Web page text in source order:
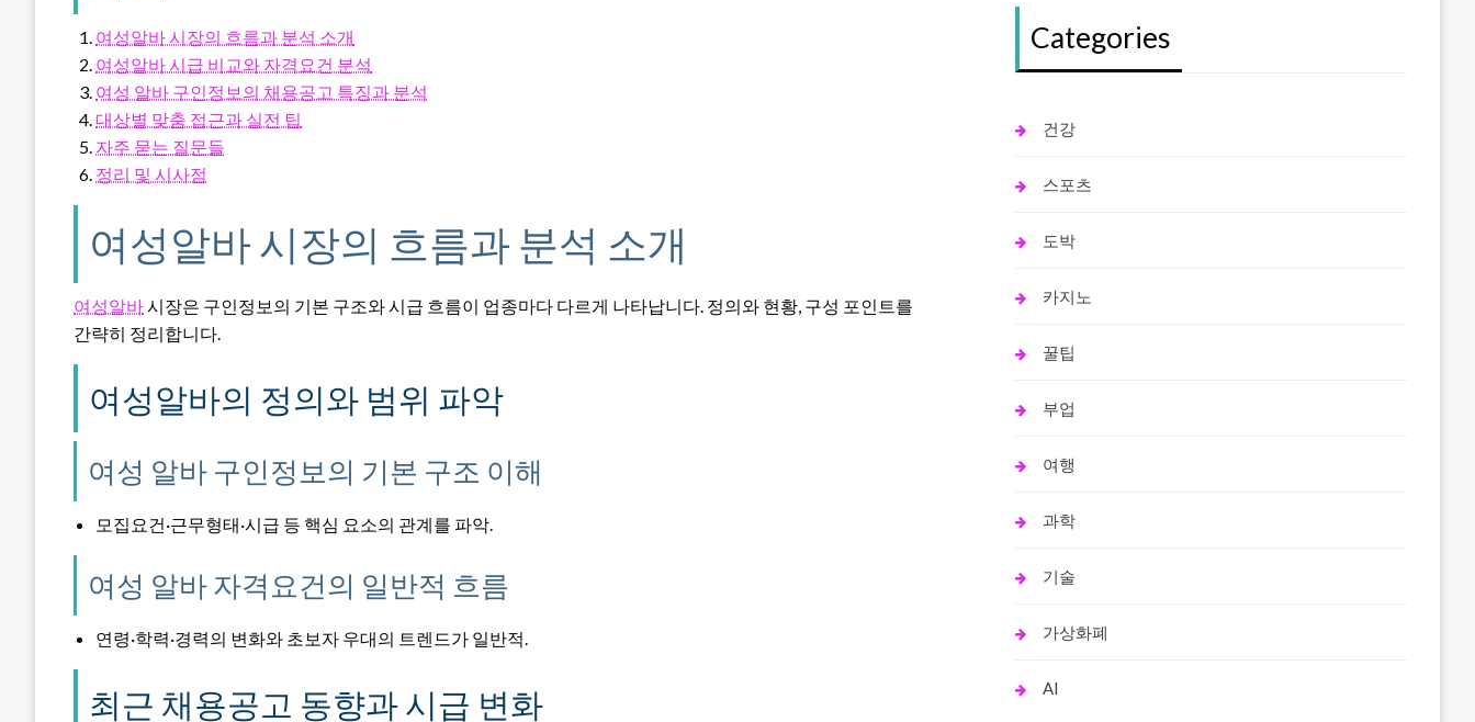
여성알바 시장의 흐름과 분석 소개
여성알바 시급 비교와 자격요건 분석
여성 알바 구인정보의 채용공고 특징과 분석
대상별 맞춤 접근과 실전 팁
자주 묻는 질문들
정리 및 시사점
여성알바 시장의 흐름과 분석 소개
여성알바시장은 구인정보의 기본 구조와 시급 흐름이 업종마다 다르게 나타납니다. 정의와 현황, 구성 포인트를
간략히 정리합니다.
여성알바의 정의와 범위 파악
여성 알바 구인정보의 기본 구조 이해
모집요건·근무형태·시급 등 핵심 요소의 관계를 파악.
여성 알바 자격요건의 일반적 흐름
연령·학력·경력의 변화와 초보자 우대의 트렌드가 일반적.
최근 채용공고 동향과 시급 변화
Categories
건강
스포츠
도박
카지노
꿀팁
부업
여행
과학
기술
가상화폐
AI